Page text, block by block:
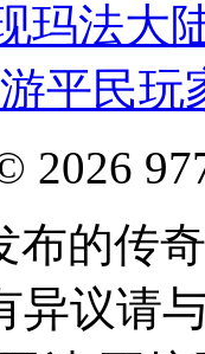
玛法大
平民
2026
布的传
异议请